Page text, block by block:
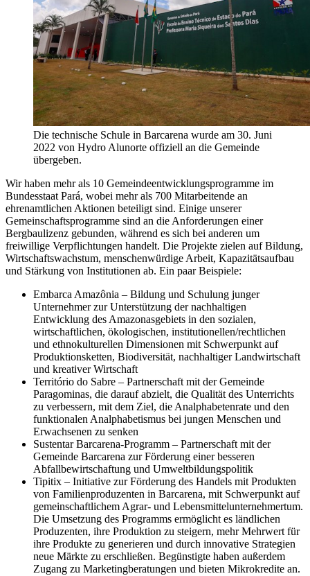
Die technische Schule in Barcarena wurde am 30. Juni
2022 von Hydro Alunorte offiziell an die Gemeinde
übergeben.
Wir haben mehr als 10 Gemeindeentwicklungsprogramme im
Bundesstaat Pará, wobei mehr als 700 Mitarbeitende an
ehrenamtlichen Aktionen beteiligt sind. Einige unserer
Gemeinschaftsprogramme sind an die Anforderungen einer
Bergbaulizenz gebunden, während es sich bei anderen um
freiwillige Verpflichtungen handelt. Die Projekte zielen auf Bildung,
Wirtschaftswachstum, menschenwürdige Arbeit, Kapazitätsaufbau
und Stärkung von Institutionen ab. Ein paar Beispiele:
Embarca Amazônia – Bildung und Schulung junger
Unternehmer zur Unterstützung der nachhaltigen
Entwicklung des Amazonasgebiets in den sozialen,
wirtschaftlichen, ökologischen, institutionellen/rechtlichen
und ethnokulturellen Dimensionen mit Schwerpunkt auf
Produktionsketten, Biodiversität, nachhaltiger Landwirtschaft
und kreativer Wirtschaft
Território do Sabre – Partnerschaft mit der Gemeinde
Paragominas, die darauf abzielt, die Qualität des Unterrichts
zu verbessern, mit dem Ziel, die Analphabetenrate und den
funktionalen Analphabetismus bei jungen Menschen und
Erwachsenen zu senken
Sustentar Barcarena-Programm – Partnerschaft mit der
Gemeinde Barcarena zur Förderung einer besseren
Abfallbewirtschaftung und Umweltbildungspolitik
Tipitix – Initiative zur Förderung des Handels mit Produkten
von Familienproduzenten in Barcarena, mit Schwerpunkt auf
gemeinschaftlichem Agrar- und Lebensmittelunternehmertum.
Die Umsetzung des Programms ermöglicht es ländlichen
Produzenten, ihre Produktion zu steigern, mehr Mehrwert für
ihre Produkte zu generieren und durch innovative Strategien
neue Märkte zu erschließen. Begünstigte haben außerdem
Zugang zu Marketingberatungen und bieten Mikrokredite an.